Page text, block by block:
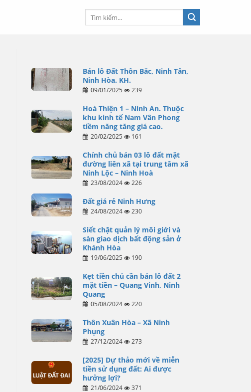
Bán lô Đất Thôn Bắc, Ninh Tân,
Ninh Hòa. KH.
09/01/2025 239
Hoà Thiện 1 – Ninh An. Thuộc
khu kinh tế Nam Vân Phong
tiềm năng tăng giá cao.
20/02/2025 161
Chính chủ bán 03 lô đất mặt
đường liên xã tại trung tâm xã
Ninh Lộc – Ninh Hoà
23/08/2024 226
Đất giá rẻ Ninh Hưng
24/08/2024 230
Siết chặt quản lý môi giới và
sàn giao dịch bất động sản ở
Khánh Hòa
19/06/2025 190
Kẹt tiền chủ cần bán lô đất 2
mặt tiền – Quang Vinh, Ninh
Quang
05/08/2024 220
Thôn Xuân Hòa – Xã Ninh
Phụng
27/12/2024 273
[2025] Dự thảo mới về miễn
tiền sử dụng đất: Ai được
hưởng lợi?
21/06/2024 371